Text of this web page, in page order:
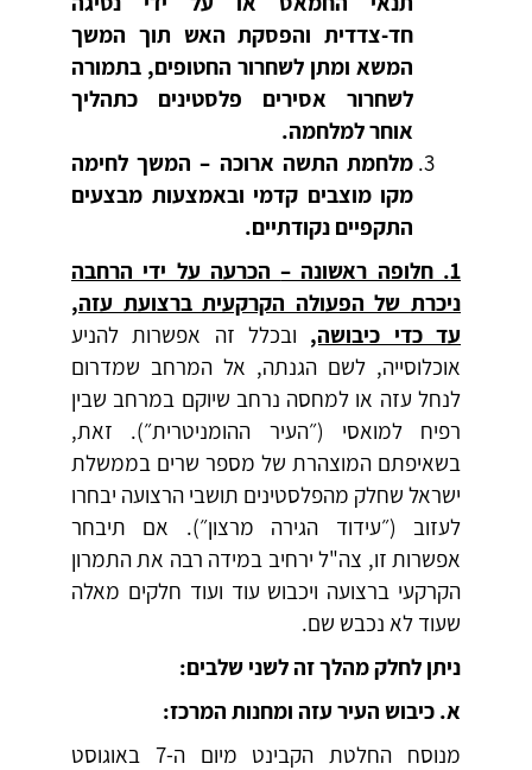
חד-צדדית והפסקת האש תוך המשך
המשא ומתן לשחרור החטופים, בתמורה
לשחרור אסירים פלסטינים כתהליך
אוחר למלחמה.
מלחמת התשה ארוכה – המשך לחימה
מקו מוצבים קדמי ובאמצעות מבצעים
התקפיים נקודתיים.
1. חלופה ראשונה –
הכרעה על ידי הרחבה
ניכרת של הפעולה הקרקעית ברצועת עזה,
עד כדי כיבושה, ובכלל זה אפשרות להניע
אוכלוסייה, לשם הגנתה, אל המרחב שמדרום
לנחל עזה או למחסה נרחב שיוקם במרחב שבין
רפיח למואסי (״העיר ההומניטרית״). זאת,
בשאיפתם המוצהרת של מספר שרים בממשלת
ישראל שחלק מהפלסטינים תושבי הרצועה יבחרו
לעזוב (״עידוד הגירה מרצון״). אם תיבחר
אפשרות זו, צה"ל ירחיב במידה רבה את התמרון
הקרקעי ברצועה ויכבוש עוד ועוד חלקים מאלה
שעוד לא נכבש שם.
ניתן לחלק מהלך זה לשני שלבים:
א. כיבוש העיר עזה ומחנות המרכז:
מנוסח החלטת הקבינט מיום ה-7 באוגוסט